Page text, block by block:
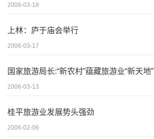
2006-03-18
上林：庐于庙会举行
2006-03-17
国家旅游局长:“新农村”蕴藏旅游业“新天地”
2006-03-13
桂平旅游业发展势头强劲
2006-02-06